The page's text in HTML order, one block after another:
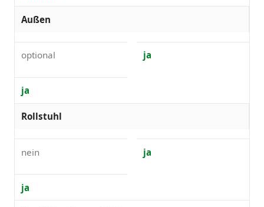
Außen
optional ja
ja
Rollstuhl
nein ja
ja